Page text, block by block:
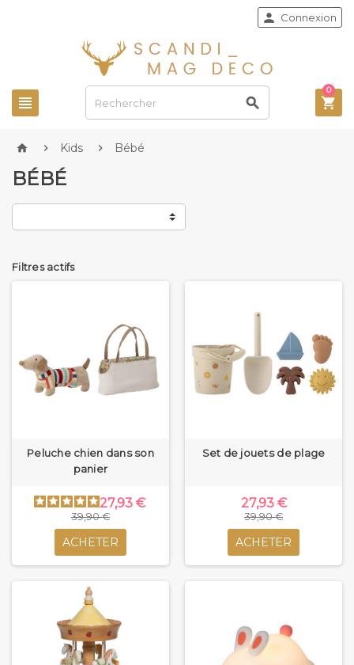
 
 Connexion

0
  Kids  Bébé
BÉBÉ
Filtres actifs
Peluche chien dans son
panier
27,93 €
39,90 €
ACHETER
Set de jouets de plage
27,93 €
39,90 €
ACHETER